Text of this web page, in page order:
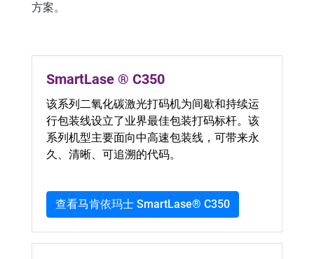
方案。
SmartLase ® C350
该系列二氧化碳激光打码机为间歇和持续运
行包装线设立了业界最佳包装打码标杆。该
系列机型主要面向中高速包装线，可带来永
久、清晰、可追溯的代码。
查看马肯依玛士 SmartLase® C350